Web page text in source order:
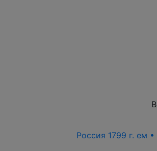
Россия 1799 г. ем